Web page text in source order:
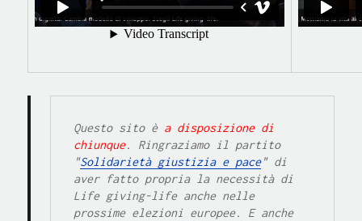
Questo sito è a disposizione di
chiunque. Ringraziamo il partito
"Solidarietà giustizia e pace" di
aver fatto propria la necessità di
Life giving-life anche nelle
prossime elezioni europee. E anche